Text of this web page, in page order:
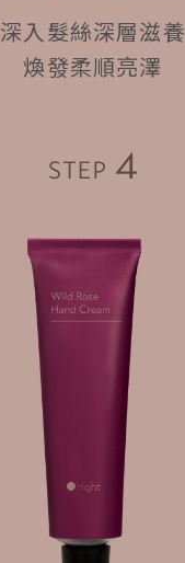
深入髮絲深層滋養
煥發柔順亮澤